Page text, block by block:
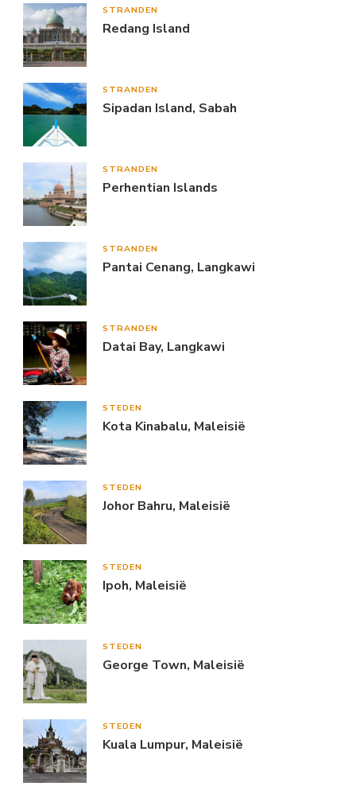
STRANDEN
Redang Island
STRANDEN
Sipadan Island, Sabah
STRANDEN
Perhentian Islands
STRANDEN
Pantai Cenang, Langkawi
STRANDEN
Datai Bay, Langkawi
STEDEN
Kota Kinabalu, Maleisië
STEDEN
Johor Bahru, Maleisië
STEDEN
Ipoh, Maleisië
STEDEN
George Town, Maleisië
STEDEN
Kuala Lumpur, Maleisië